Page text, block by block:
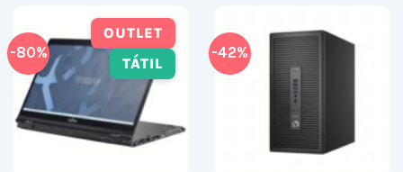
-80%
OUTLET
TÁTIL
-42%